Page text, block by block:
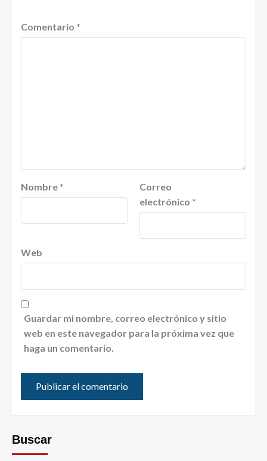
Comentario *
Nombre *
Correo
electrónico *
Web
Guardar mi nombre, correo electrónico y sitio
web en este navegador para la próxima vez que
haga un comentario.
Buscar